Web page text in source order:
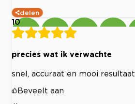
delen
10
precies wat ik verwachte
snel, accuraat en mooi resultaat
Beveelt aan